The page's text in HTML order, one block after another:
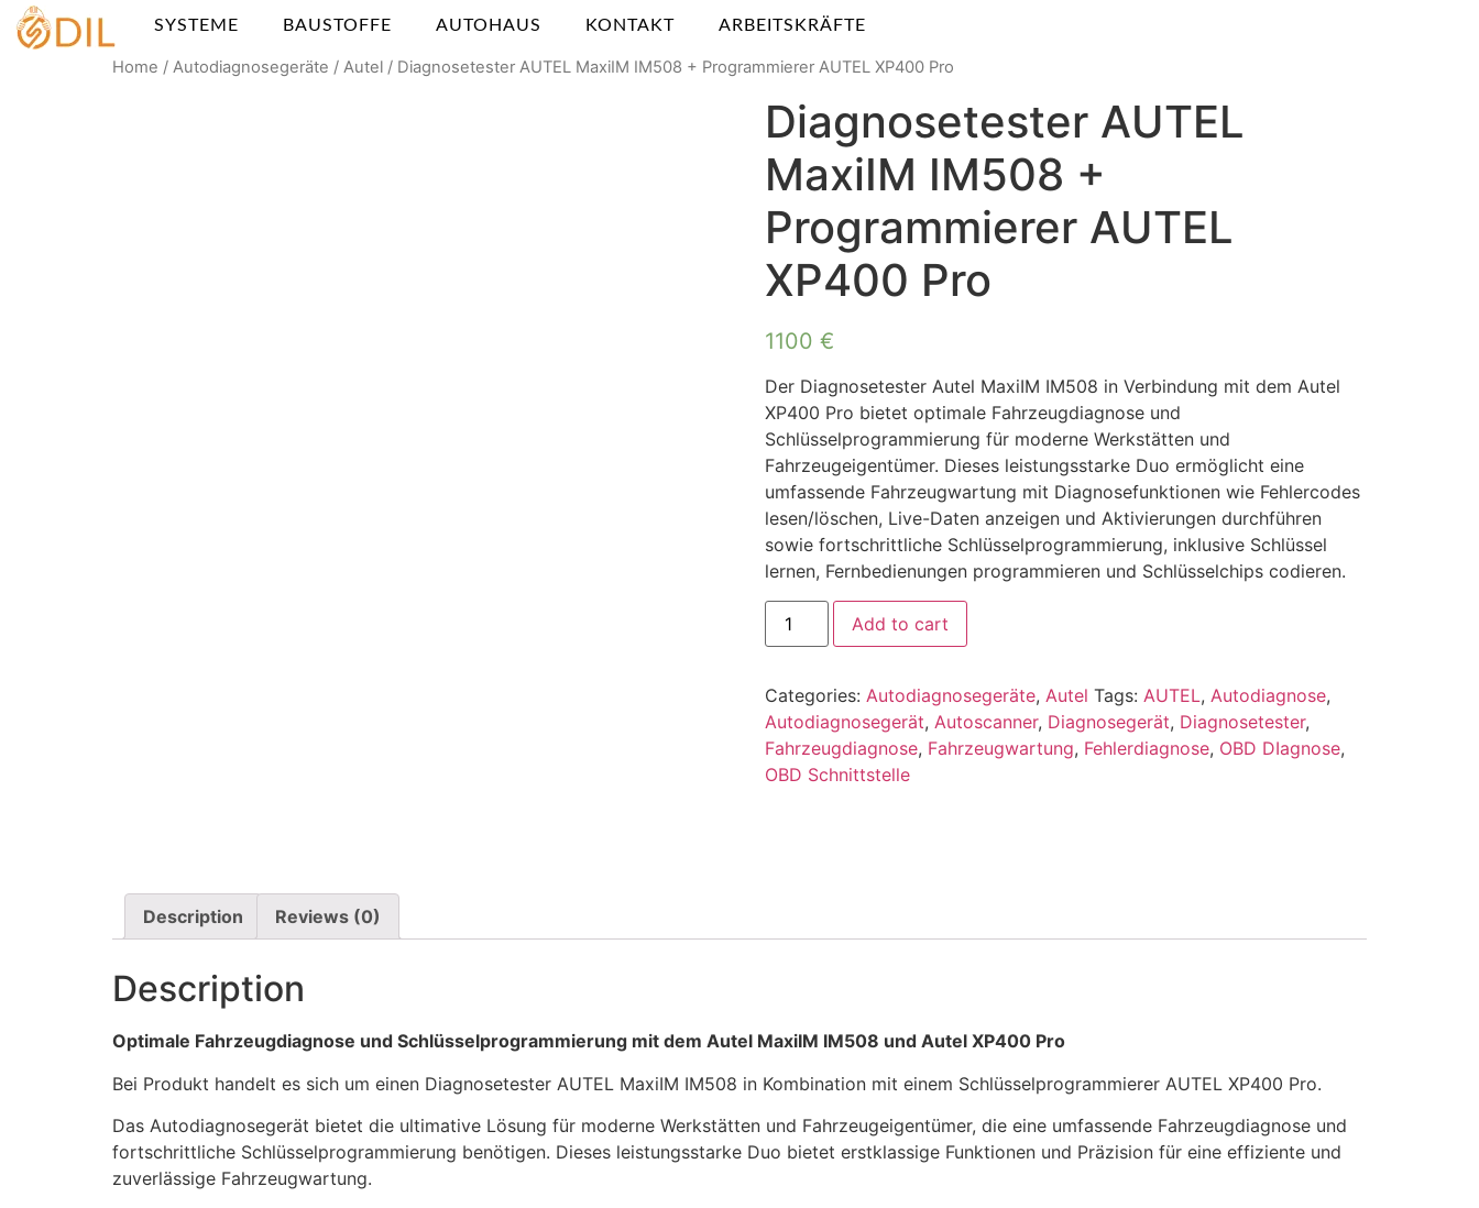
SYSTEME BAUSTOFFE AUTOHAUS KONTAKT ARBEITSKRÄFTE
Home / Autodiagnosegeräte / Autel / Diagnosetester AUTEL MaxiIM IM508 + Programmierer AUTEL XP400 Pro
Diagnosetester AUTEL
MaxiIM IM508 +
Programmierer AUTEL
XP400 Pro
1100 €
Der Diagnosetester Autel MaxiIM IM508 in Verbindung mit dem Autel
XP400 Pro bietet optimale Fahrzeugdiagnose und
Schlüsselprogrammierung für moderne Werkstätten und
Fahrzeugeigentümer. Dieses leistungsstarke Duo ermöglicht eine
umfassende Fahrzeugwartung mit Diagnosefunktionen wie Fehlercodes
lesen/löschen, Live-Daten anzeigen und Aktivierungen durchführen
sowie fortschrittliche Schlüsselprogrammierung, inklusive Schlüssel
lernen, Fernbedienungen programmieren und Schlüsselchips codieren.
Add to cart
Categories: Autodiagnosegeräte, Autel Tags: AUTEL, Autodiagnose,
Autodiagnosegerät, Autoscanner, Diagnosegerät, Diagnosetester,
Fahrzeugdiagnose, Fahrzeugwartung, Fehlerdiagnose, OBD DIagnose,
OBD Schnittstelle
Description Reviews (0)
Description
Optimale Fahrzeugdiagnose und Schlüsselprogrammierung mit dem Autel MaxiIM IM508 und Autel XP400 Pro
Bei Produkt handelt es sich um einen Diagnosetester AUTEL MaxiIM IM508 in Kombination mit einem Schlüsselprogrammierer AUTEL XP400 Pro.
Das Autodiagnosegerät bietet die ultimative Lösung für moderne Werkstätten und Fahrzeugeigentümer, die eine umfassende Fahrzeugdiagnose und
fortschrittliche Schlüsselprogrammierung benötigen. Dieses leistungsstarke Duo bietet erstklassige Funktionen und Präzision für eine effiziente und
zuverlässige Fahrzeugwartung.